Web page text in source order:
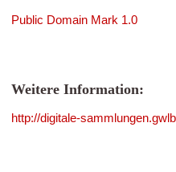
Public Domain Mark 1.0
Weitere Information:
http://digitale-